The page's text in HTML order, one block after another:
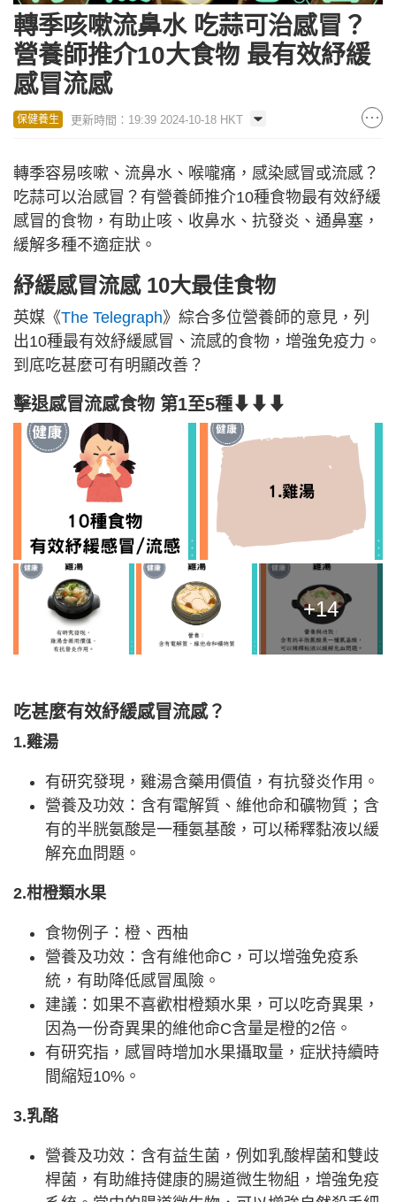
轉季咳嗽流鼻水 吃蒜可治感冒？
營養師推介10大食物 最有效紓緩
感冒流感
保健養生 更新時間：19:39 2024-10-18 HKT
轉季容易咳嗽、流鼻水、喉嚨痛，感染感冒或流感？
吃蒜可以治感冒？有營養師推介10種食物最有效紓緩
感冒的食物，有助止咳、收鼻水、抗發炎、通鼻塞，
緩解多種不適症狀。
紓緩感冒流感 10大最佳食物
英媒《The Telegraph》綜合多位營養師的意見，列
出10種最有效紓緩感冒、流感的食物，增強免疫力。
到底吃甚麼可有明顯改善？
擊退感冒流感食物 第1至5種⬇⬇⬇
+14
吃甚麼有效紓緩感冒流感？
1.雞湯
有研究發現，雞湯含藥用價值，有抗發炎作用。
營養及功效：含有電解質、維他命和礦物質；含
有的半胱氨酸是一種氨基酸，可以稀釋黏液以緩
解充血問題。
2.柑橙類水果
食物例子：橙、西柚
營養及功效：含有維他命C，可以增強免疫系
統，有助降低感冒風險。
建議：如果不喜歡柑橙類水果，可以吃奇異果，
因為一份奇異果的維他命C含量是橙的2倍。
有研究指，感冒時增加水果攝取量，症狀持續時
間縮短10%。
3.乳酪
營養及功效：含有益生菌，例如乳酸桿菌和雙歧
桿菌，有助維持健康的腸道微生物組，增強免疫